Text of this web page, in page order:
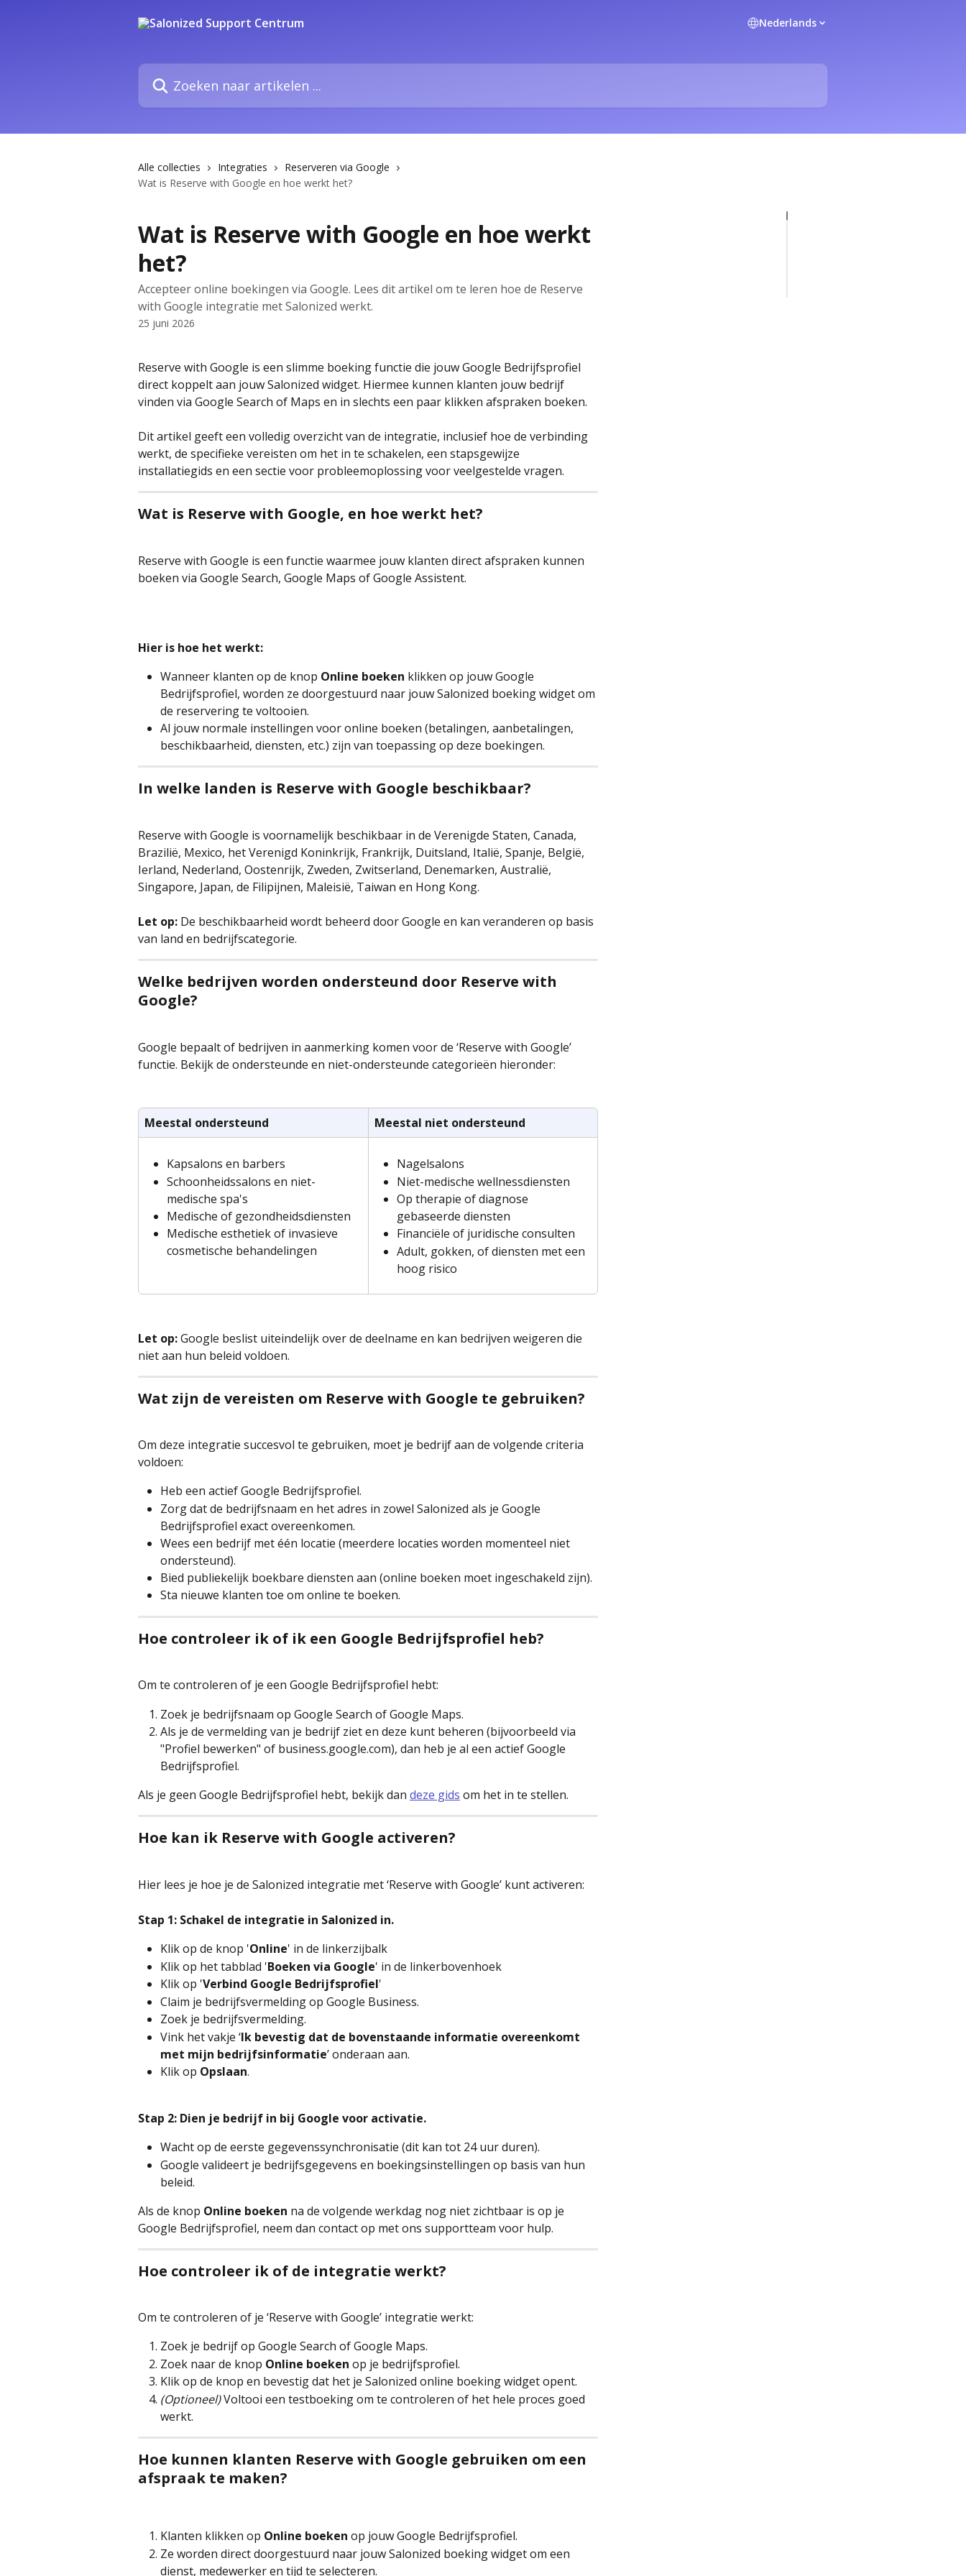
Nederlands
Zoeken naar artikelen ...
Alle collecties Integraties
Reserveren via Google
Wat is Reserve with Google en hoe werkt het?
Wat is Reserve with Google en hoe werkt
het?
Accepteer online boekingen via Google. Lees dit artikel om te leren hoe de Reserve
with Google integratie met Salonized werkt.
25 juni 2026
Reserve with Google is een slimme boeking functie die jouw Google Bedrijfsprofiel
direct koppelt aan jouw Salonized widget. Hiermee kunnen klanten jouw bedrijf
vinden via Google Search of Maps en in slechts een paar klikken afspraken boeken.
Dit artikel geeft een volledig overzicht van de integratie, inclusief hoe de verbinding
werkt, de specifieke vereisten om het in te schakelen, een stapsgewijze
installatiegids en een sectie voor probleemoplossing voor veelgestelde vragen.
Wat is Reserve with Google, en hoe werkt het?
Reserve with Google is een functie waarmee jouw klanten direct afspraken kunnen
boeken via Google Search, Google Maps of Google Assistent.
Hier is hoe het werkt:
Wanneer klanten op de knop Online boeken klikken op jouw Google
Bedrijfsprofiel, worden ze doorgestuurd naar jouw Salonized boeking widget om
de reservering te voltooien.
Al jouw normale instellingen voor online boeken (betalingen, aanbetalingen,
beschikbaarheid, diensten, etc.) zijn van toepassing op deze boekingen.
In welke landen is Reserve with Google beschikbaar?
Reserve with Google is voornamelijk beschikbaar in de Verenigde Staten, Canada,
Brazilië, Mexico, het Verenigd Koninkrijk, Frankrijk, Duitsland, Italië, Spanje, België,
Ierland, Nederland, Oostenrijk, Zweden, Zwitserland, Denemarken, Australië,
Singapore, Japan, de Filipijnen, Maleisië, Taiwan en Hong Kong.
Let op: De beschikbaarheid wordt beheerd door Google en kan veranderen op basis
van land en bedrijfscategorie.
Welke bedrijven worden ondersteund door Reserve with
Google?
Google bepaalt of bedrijven in aanmerking komen voor de ‘Reserve with Google’
functie. Bekijk de ondersteunde en niet-ondersteunde categorieën hieronder:
Meestal ondersteund Meestal niet ondersteund
Kapsalons en barbers
Schoonheidssalons en niet-
medische spa's
Medische of gezondheidsdiensten
Medische esthetiek of invasieve
cosmetische behandelingen
Nagelsalons
Niet-medische wellnessdiensten
Op therapie of diagnose
gebaseerde diensten
Financiële of juridische consulten
Adult, gokken, of diensten met een
hoog risico
Let op: Google beslist uiteindelijk over de deelname en kan bedrijven weigeren die
niet aan hun beleid voldoen.
Wat zijn de vereisten om Reserve with Google te gebruiken?
Om deze integratie succesvol te gebruiken, moet je bedrijf aan de volgende criteria
voldoen:
Heb een actief Google Bedrijfsprofiel.
Zorg dat de bedrijfsnaam en het adres in zowel Salonized als je Google
Bedrijfsprofiel exact overeenkomen.
Wees een bedrijf met één locatie (meerdere locaties worden momenteel niet
ondersteund).
Bied publiekelijk boekbare diensten aan (online boeken moet ingeschakeld zijn).
Sta nieuwe klanten toe om online te boeken.
Hoe controleer ik of ik een Google Bedrijfsprofiel heb?
Om te controleren of je een Google Bedrijfsprofiel hebt:
Zoek je bedrijfsnaam op Google Search of Google Maps.
Als je de vermelding van je bedrijf ziet en deze kunt beheren (bijvoorbeeld via
"Profiel bewerken" of business.google.com), dan heb je al een actief Google
Bedrijfsprofiel.
Als je geen Google Bedrijfsprofiel hebt, bekijk dan deze gids om het in te stellen.
Hoe kan ik Reserve with Google activeren?
Hier lees je hoe je de Salonized integratie met ‘Reserve with Google’ kunt activeren:
Stap 1: Schakel de integratie in Salonized in.
Klik op de knop 'Online' in de linkerzijbalk
Klik op het tabblad 'Boeken via Google' in de linkerbovenhoek
Klik op 'Verbind Google Bedrijfsprofiel'
Claim je bedrijfsvermelding op Google Business.
Zoek je bedrijfsvermelding.
Vink het vakje ‘Ik bevestig dat de bovenstaande informatie overeenkomt
met mijn bedrijfsinformatie’ onderaan aan.
Klik op Opslaan.
Stap 2: Dien je bedrijf in bij Google voor activatie.
Wacht op de eerste gegevenssynchronisatie (dit kan tot 24 uur duren).
Google valideert je bedrijfsgegevens en boekingsinstellingen op basis van hun
beleid.
Als de knop Online boeken na de volgende werkdag nog niet zichtbaar is op je
Google Bedrijfsprofiel, neem dan contact op met ons supportteam voor hulp.
Hoe controleer ik of de integratie werkt?
Om te controleren of je ‘Reserve with Google’ integratie werkt:
Zoek je bedrijf op Google Search of Google Maps.
Zoek naar de knop Online boeken op je bedrijfsprofiel.
Klik op de knop en bevestig dat het je Salonized online boeking widget opent.
(Optioneel) Voltooi een testboeking om te controleren of het hele proces goed
werkt.
Hoe kunnen klanten Reserve with Google gebruiken om een
afspraak te maken?
Klanten klikken op Online boeken op jouw Google Bedrijfsprofiel.
Ze worden direct doorgestuurd naar jouw Salonized boeking widget om een
dienst, medewerker en tijd te selecteren.